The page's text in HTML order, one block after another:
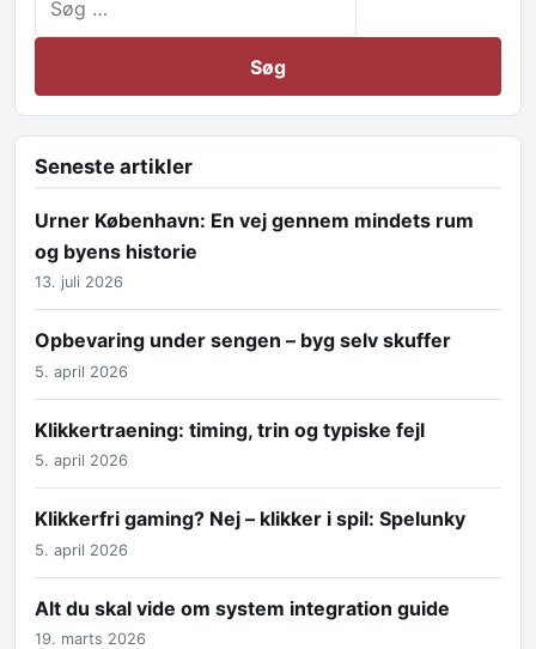
Seneste artikler
Urner København: En vej gennem mindets rum
og byens historie
13. juli 2026
Opbevaring under sengen – byg selv skuffer
5. april 2026
Klikkertraening: timing, trin og typiske fejl
5. april 2026
Klikkerfri gaming? Nej – klikker i spil: Spelunky
5. april 2026
Alt du skal vide om system integration guide
19. marts 2026